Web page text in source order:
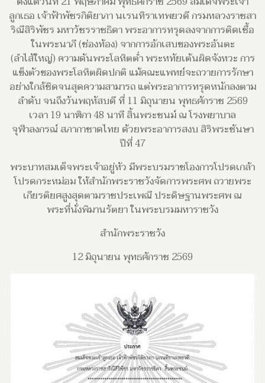
ลูกเธอ เจ้าฟ้าพัชรกิติยาภา นเรนทิราเทพยวดี กรมหลวงราชสา
ริณีสิริพัชร มหาวัชรราชธิดา พระอาการทรุดลงจากการติดเชื้อ
ในพระนาภี (ช่องท้อง) จากการอักเสบของพระอันตะ
(ลำไส้ใหญ่) ความดันพระโลหิตต่ำ พระหทัยเต้นผิดจังหวะ การ
แข็งตัวของพระโลหิตผิดปกติ แม้คณะแพทย์จะถวายการรักษา
อย่างใกล้ชิดจนสุดความสามารถ แต่พระอาการทรุดหนักลงตาม
ลำดับ จนถึงวันพฤหัสบดี ที่ 11 มิถุนายน พุทธศักราช 2569
เวลา 19 นาฬิกา 48 นาที สิ้นพระชนม์ ณ โรงพยาบาล
จุฬาลงกรณ์ สภากาชาดไทย ด้วยพระอาการสงบ สิริพระชันษา
ปีที่ 47
พระบาทสมเด็จพระเจ้าอยู่หัว มีพระบรมราชโองการโปรดเกล้า
โปรดกระหม่อม ให้สำนักพระราชวังจัดการพระศพ ถวายพระ
เกียรติยศสูงสุดตามราชประเพณี ประดิษฐานพระศพ ณ
พระที่นั่งพิมานรัตยา ในพระบรมมหาราชวัง
สำนักพระราชวัง
12 มิถุนายน พุทธศักราช 2569